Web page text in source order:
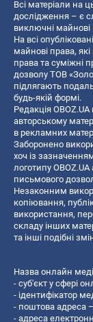
Всі матеріали на
дослідження – є
виключні майнові
На всі
майнові права,
права та суміжні
дозволу ТОВ
підлягають
будь-якій формі.
Редакція
авторському
в рекламних
Заборонено
хоч із
логотипу
письмового
Незаконним
копiювання,
використання,
складу інших
та інші подібні
Назва онлайн
- суб'єкт у сфері
- ідентифікатор
- поштова адреса
- адреса